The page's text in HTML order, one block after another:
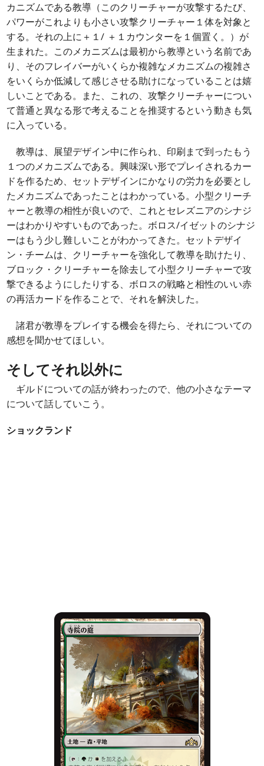
カニズムである教導（このクリーチャーが攻撃するたび、
パワーがこれよりも小さい攻撃クリーチャー１体を対象と
する。それの上に＋１/ ＋１カウンターを１個置く。）が
生まれた。このメカニズムは最初から教導という名前であ
り、そのフレイバーがいくらか複雑なメカニズムの複雑さ
をいくらか低減して感じさせる助けになっていることは嬉
しいことである。また、これの、攻撃クリーチャーについ
て普通と異なる形で考えることを推奨するという動きも気
に入っている。
教導は、展望デザイン中に作られ、印刷まで到ったもう
１つのメカニズムである。興味深い形でプレイされるカー
ドを作るため、セットデザインにかなりの労力を必要とし
たメカニズムであったことはわかっている。小型クリーチ
ャーと教導の相性が良いので、これとセレズニアのシナジ
ーはわかりやすいものであった。ボロス/イゼットのシナジ
ーはもう少し難しいことがわかってきた。セットデザイ
ン・チームは、クリーチャーを強化して教導を助けたり、
ブロック・クリーチャーを除去して小型クリーチャーで攻
撃できるようにしたりする、ボロスの戦略と相性のいい赤
の再活カードを作ることで、それを解決した。
諸君が教導をプレイする機会を得たら、それについての
感想を聞かせてほしい。
そしてそれ以外に
ギルドについての話が終わったので、他の小さなテーマ
について話していこう。
ショックランド